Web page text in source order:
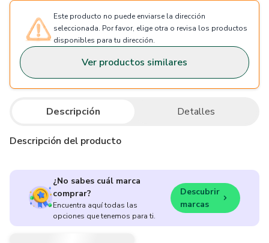
Este producto no puede enviarse la dirección
seleccionada. Por favor, elige otra o revisa los productos
disponibles para tu dirección.
Ver productos similares
Descripción Detalles
Descripción del producto
¿No sabes cuál marca
comprar?
Encuentra aquí todas las
opciones que tenemos para ti.
Descubrir
marcas